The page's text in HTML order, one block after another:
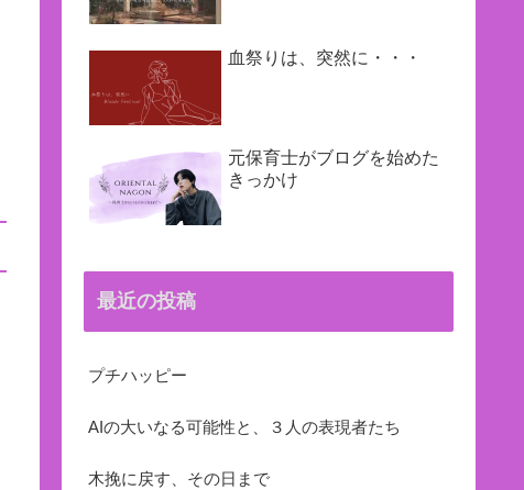
血祭りは、突然に・・・
元保育士がブログを始めた
きっかけ
最近の投稿
プチハッピー
AIの大いなる可能性と、３人の表現者たち
木挽に戻す、その日まで